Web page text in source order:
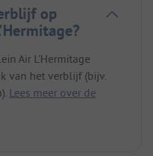
op
Air L'Hermitage
van het verblijf (bijv.
Lees meer over de